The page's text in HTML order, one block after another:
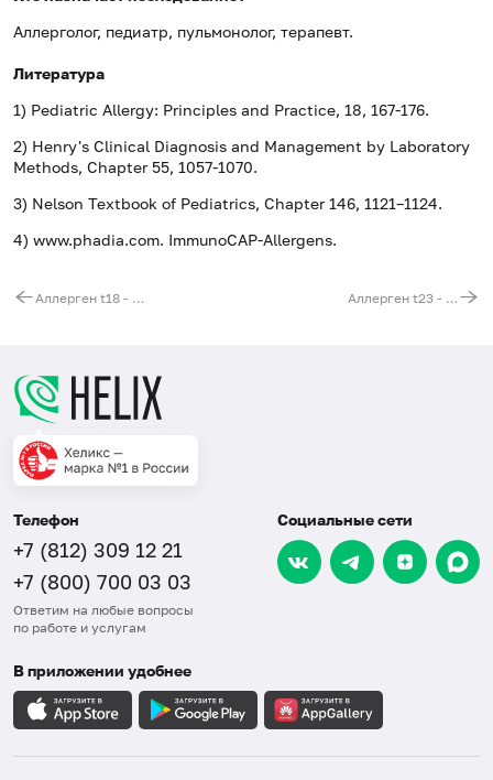
Аллерголог, педиатр, пульмонолог, терапевт.
Литература
1) Pediatric Allergy: Principles and Practice, 18, 167-176.
2) Henry's Clinical Diagnosis and Management by Laboratory
Methods, Chapter 55, 1057-1070.
3) Nelson Textbook of Pediatrics, Chapter 146, 1121–1124.
4) www.phadia.com. ImmunoCAP-Allergens.
Аллерген t18 - эвкалипт, IgE (ImmunoCAP) Аллерген t23 - кипарис вечнозеленый, IgE (ImmunoCAP)
Телефон
+7 (812) 309 12 21
+7 (800) 700 03 03
Ответим на любые вопросы
по работе и услугам
Социальные сети
В приложении удобнее